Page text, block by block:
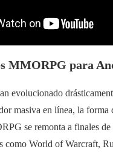
MMORPG para
evolucionado
masiva en línea, la forma
se remonta a finales
como World of Warcraft,